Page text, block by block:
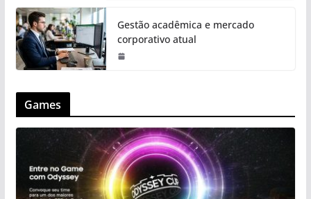
Gestão acadêmica e mercado
corporativo atual
Games